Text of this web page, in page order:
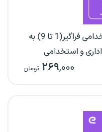
اصل سوالات آزمون های استخدامی فراگیر(1 تا 9) به
و استخدامی
۲۶۹,۰۰۰ تومان